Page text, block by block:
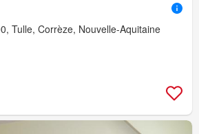
Tulle, Corrèze, Nouvelle-Aquitaine